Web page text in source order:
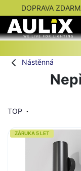
DOPRAVA
Nástěnná
TOP
ZÁRUKA 5 LET